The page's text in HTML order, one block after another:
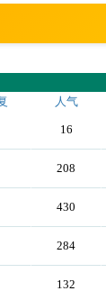
人气
16
208
430
284
132